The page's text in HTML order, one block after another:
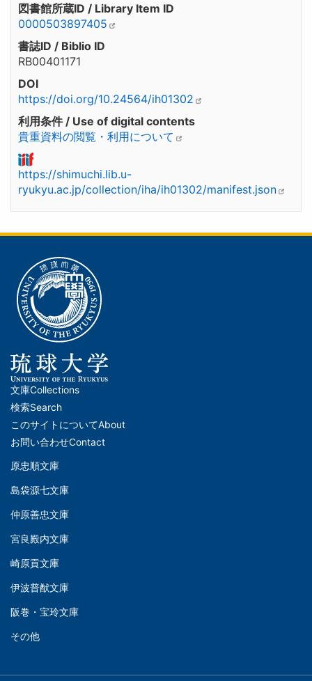
図書館所蔵ID / Library Item ID
0000503897405
書誌ID / Biblio ID
RB00401171
DOI
https://doi.org/10.24564/ih01302
利用条件 / Use of digital contents
貴重資料の閲覧・利用について
https://shimuchi.lib.u-
ryukyu.ac.jp/collection/iha/ih01302/manifest.json
メ
イ
ン
ナ
ビ
ー
シ
ョ
ン
ッ
タ
文庫Collections
検索Search
このサイトについてAbout
お問い合わせContact
文
(Left)
原忠順文庫
島袋源七文庫
仲原善忠文庫
文
(Middle)
宮良殿内文庫
崎原貢文庫
伊波普猷文庫
文
庫
阪巻・宝玲文庫
その他